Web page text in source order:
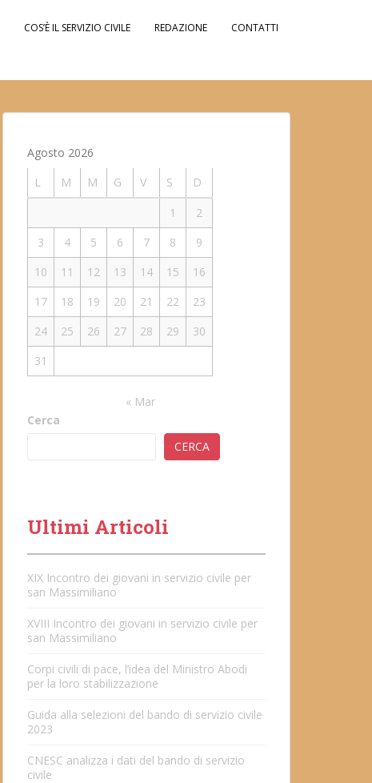
COS’È IL SERVIZIO CIVILE REDAZIONE CONTATTI
Agosto 2026
L
M M G V S
D
1
2
3
4 5 6 7 8
9
10
11 12 13 14 15
16
17
18 19 20 21 22
23
24
25 26 27 28 29
30
31
« Mar
Cerca
CERCA
Ultimi Articoli
XIX Incontro dei giovani in servizio civile per
san Massimiliano
XVIII Incontro dei giovani in servizio civile per
san Massimiliano
Corpi civili di pace, l’idea del Ministro Abodi
per la loro stabilizzazione
Guida alla selezioni del bando di servizio civile
2023
CNESC analizza i dati del bando di servizio
civile